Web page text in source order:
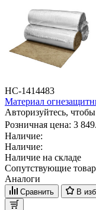
НС-1414483
Материал
Авторизуйтесь,
Розничная цена: 3
Наличие:
Наличие:
Наличие на складе
Сопутствующие
Аналоги
Сравнить В